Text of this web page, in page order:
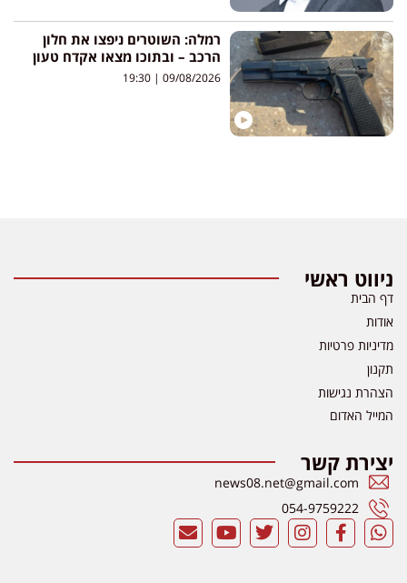
רמלה: השוטרים ניפצו את חלון
הרכב – ובתוכו מצאו אקדח טעון
09/08/2026
ניווט ראשי
דף הבית
אודות
מדיניות פרטיות
תקנון
הצהרת נגישות
המייל האדום
יצירת קשר
news08.net@gmail.com
054-9759222